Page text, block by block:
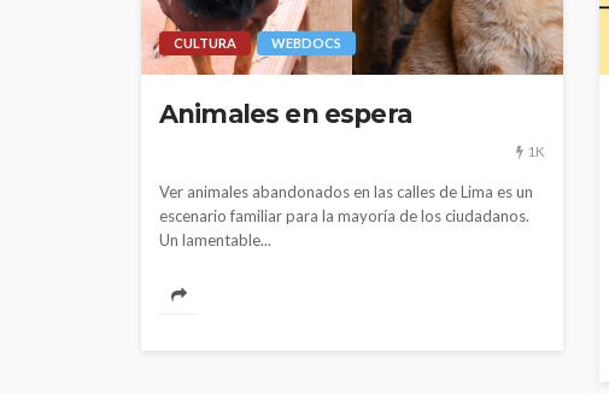
CULTURA WEBDOCS
Animales en espera
1K
Ver animales abandonados en las calles de Lima es un
escenario familiar para la mayoría de los ciudadanos.
Un lamentable...